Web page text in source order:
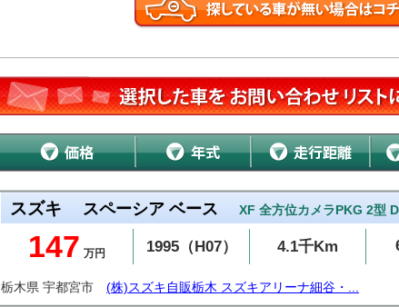
スズキ スペーシア ベース XF 全方位カメラPKG 2型
147 万円 1995（H07） 4.1千Km
栃木県 宇都宮市 (株)スズキ自販栃木 スズキアリーナ細谷・...